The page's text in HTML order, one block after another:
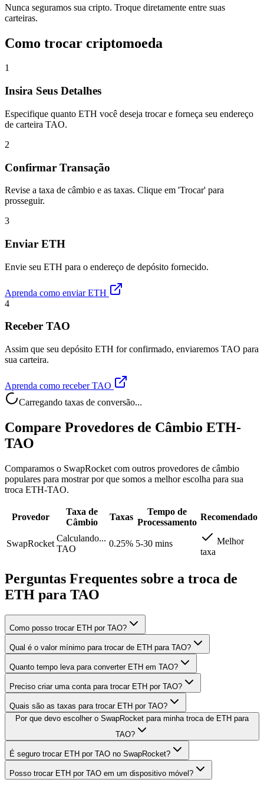
Nunca seguramos sua cripto. Troque diretamente entre suas
carteiras.
Como trocar criptomoeda
1
Insira Seus Detalhes
Especifique quanto ETH você deseja trocar e forneça seu endereço
de carteira TAO.
2
Confirmar Transação
Revise a taxa de câmbio e as taxas. Clique em 'Trocar' para
prosseguir.
3
Enviar ETH
Envie seu ETH para o endereço de depósito fornecido.
Aprenda como enviar ETH
4
Receber TAO
Assim que seu depósito ETH for confirmado, enviaremos TAO para
sua carteira.
Aprenda como receber TAO
Carregando taxas de conversão...
Compare Provedores de Câmbio ETH-
TAO
Comparamos o SwapRocket com outros provedores de câmbio
populares para mostrar por que somos a melhor escolha para sua
troca ETH-TAO.
Provedor
Taxa de
Câmbio
Taxas
Tempo de
Processamento
Recomendado
SwapRocket
Calculando...
TAO
0.25% 5-30 mins
Melhor
taxa
Perguntas Frequentes sobre a troca de
ETH para TAO
Como posso trocar ETH por TAO?
Qual é o valor mínimo para trocar de ETH para TAO?
Quanto tempo leva para converter ETH em TAO?
Preciso criar uma conta para trocar ETH por TAO?
Quais são as taxas para trocar ETH por TAO?
Por que devo escolher o SwapRocket para minha troca de ETH para
TAO?
É seguro trocar ETH por TAO no SwapRocket?
Posso trocar ETH por TAO em um dispositivo móvel?